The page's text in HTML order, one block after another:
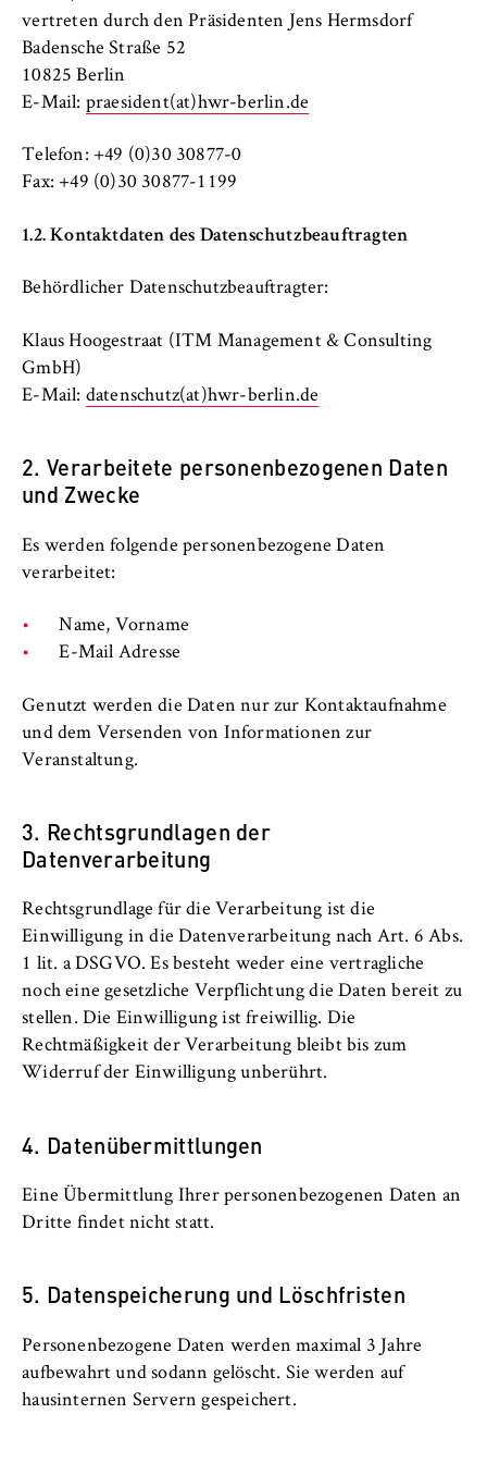
i
n
B
e
l
i
S
c
h
o
o
l
o
E
c
n
o
i
c
a
n
d
a
w
vertreten durch den Präsidenten Jens Hermsdorf
Badensche Straße 52
10825 Berlin
E-Mail: praesident(at)hwr-berlin.de
Telefon: +49 (0)30 30877-0
Fax: +49 (0)30 30877-1199
1.2. Kontaktdaten des Datenschutzbeauftragten
Behördlicher Datenschutzbeauftragter:
Klaus Hoogestraat (ITM Management & Consulting
GmbH)
E-Mail: datenschutz(at)hwr-berlin.de
2. Verarbeitete personenbezogenen Daten
und Zwecke
Es werden folgende personenbezogene Daten
verarbeitet:
Name, Vorname
E-Mail Adresse
Genutzt werden die Daten nur zur Kontaktaufnahme
und dem Versenden von Informationen zur
Veranstaltung.
3. Rechtsgrundlagen der
Datenverarbeitung
Rechtsgrundlage für die Verarbeitung ist die
Einwilligung in die Datenverarbeitung nach Art. 6 Abs.
1 lit. a DSGVO. Es besteht weder eine vertragliche
noch eine gesetzliche Verpflichtung die Daten bereit zu
stellen. Die Einwilligung ist freiwillig. Die
Rechtmäßigkeit der Verarbeitung bleibt bis zum
Widerruf der Einwilligung unberührt.
4. Datenübermittlungen
Eine Übermittlung Ihrer personenbezogenen Daten an
Dritte findet nicht statt.
5. Datenspeicherung und Löschfristen
Personenbezogene Daten werden maximal 3 Jahre
aufbewahrt und sodann gelöscht. Sie werden auf
hausinternen Servern gespeichert.
Anbieter:
Betreiber dieser Website
Zweck:
Benutzers für Cookies auf der aktuellen
Domäne. Dadurch wird verhindert, dass das
Cookie-Banner bei jedem erneuten Aufruf
1 Jahr
TYPO3 Frontend Nutzer
Name:
Anbieter:
Betreiber dieser Website
Zweck:
Dient der Identifizierung der
Benutzer (z. B. im geschützten
Mitgliederbereich). Er speichert die
während des Besuchs eingeloggt bleibt.
Cookie Laufzeit:
Für die Dauer der Browsersitzung
MARKETING
Youtube
Name:
VISITOR_INFO1_LIVE, YSC, yt-remote-
connected-devices
Anbieter:
Google Ireland Limited
Erlaubt das Anzeigen und Abspielen von
an Google übertragen und Cookies gesetzt
werden.
bis zu 2 Jahre
STATISTIK